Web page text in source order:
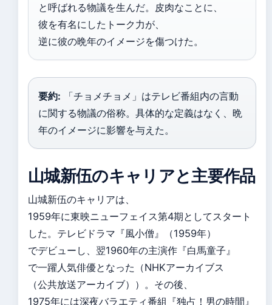
と呼ばれる物議を生んだ。皮肉なことに、
彼を有名にしたトーク力が、
逆に彼の晩年のイメージを傷つけた。
要約: 「チョメチョメ」はテレビ番組内の言動
に関する物議の俗称。具体的な定義はなく、晩
年のイメージに影響を与えた。
山城新伍のキャリアと主要作品
山城新伍のキャリアは、
1959年に東映ニューフェイス第4期としてスタート
した。テレビドラマ『風小僧』（1959年）
でデビューし、翌1960年の主演作『白馬童子』
で一躍人気俳優となった（NHKアーカイブス
（公共放送アーカイブ））。その後、
1975年には深夜バラエティ番組『独占！男の時間』